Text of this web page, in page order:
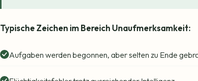
Typische Zeichen im Bereich Unaufmerksamkeit:
Aufgaben werden begonnen, aber selten zu Ende